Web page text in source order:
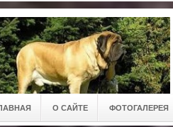
О САЙТЕ ФОТОГАЛЕРЕЯ